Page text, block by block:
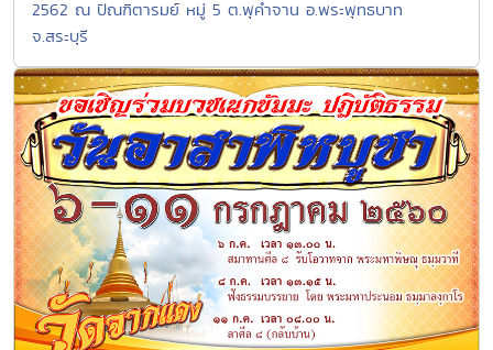
2562 ณ ปัณฑิตารมย์ หมู่ 5 ต.พุคำจาน อ.พระพุทธบาท
จ.สระบุรี